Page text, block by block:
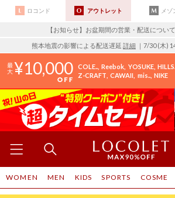
ロコンド アウトレット メゾ
【お知らせ】お盆期間の営業・配送につい
熊本地震の影響による配送遅延 詳細 ｜7/30 (木)
10,000 COLE.. Reebok YOSUKE
Z-CRAFT CAWAII mis.. NIKE
WOMEN MEN KIDS SPORTS COSME